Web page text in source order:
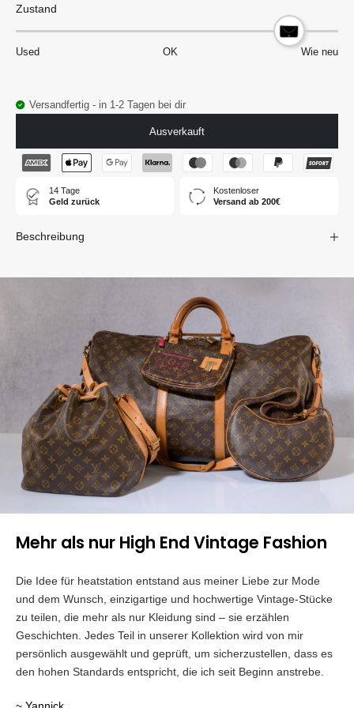
Zustand
Used OK Wie neu
Versandfertig - in 1-2 Tagen bei dir
Ausverkauft
14 Tage
Geld zurück
Kostenloser
Versand ab 200€
Beschreibung
Mehr als nur High End Vintage Fashion
Die Idee für heatstation entstand aus meiner Liebe zur Mode
und dem Wunsch, einzigartige und hochwertige Vintage-Stücke
zu teilen, die mehr als nur Kleidung sind – sie erzählen
Geschichten. Jedes Teil in unserer Kollektion wird von mir
persönlich ausgewählt und geprüft, um sicherzustellen, dass es
den hohen Standards entspricht, die ich seit Beginn anstrebe.
~ Yannick